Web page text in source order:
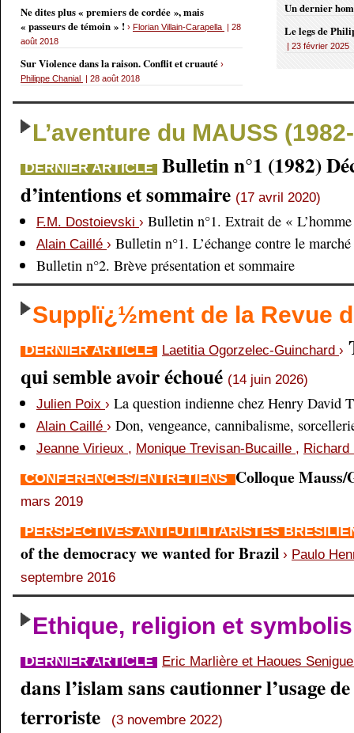
Un dernier
Le legs de
| 23 février 2025
Ne dites plus « premiers de cordée », mais
« passeurs de témoin » ! › Florian Villain-Carapella | 28
août 2018
Sur Violence dans la raison. Conflit et cruauté ›
Philippe Chanial | 28 août 2018
L’aventure du MAUSS
DERNIER ARTICLE Bulletin n°1 (1982)
d’intentions et sommaire (17 avril 2020)
F.M. Dostoievski › Bulletin n°1. Extrait de «
Alain Caillé › Bulletin n°1. L’échange contre le marché
Bulletin n°2. Brève présentation et sommaire
Supplï¿½ment de la Revue
DERNIER ARTICLE Laetitia Ogorzelec-Guinchard ›
qui semble avoir échoué (14 juin 2026)
Julien Poix › La question indienne chez Henry David
Alain Caillé › Don, vengeance, cannibalisme,
Jeanne Virieux , Monique Trevisan-Bucaille ,
CONFÉRENCES/ENTRETIENS Colloque
mars 2019
PERSPECTIVES ANTI-UTILITARISTES
of the democracy we wanted for Brazil › Paulo
septembre 2016
Ethique, religion et
DERNIER ARTICLE Eric Marlière et Haoues
dans l’islam sans cautionner l’usage
terroriste
(3 novembre 2022)